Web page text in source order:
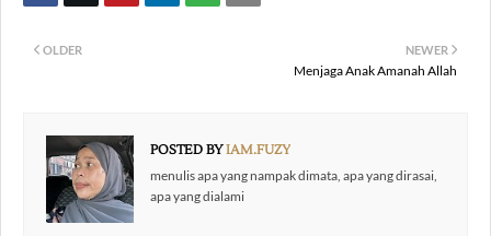
NEWER
Menjaga Anak Amanah Allah
OLDER
POSTED BYIAM.FUZY
menulis apa yang nampak dimata, apa yang dirasai,
apa yang dialami